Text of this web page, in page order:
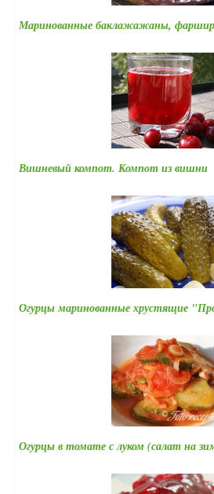
Маринованные баклажажаны,
Вишневый компот. Компот из вишни
Огурцы маринованные хрустящие
Огурцы в томате с луком (салат на